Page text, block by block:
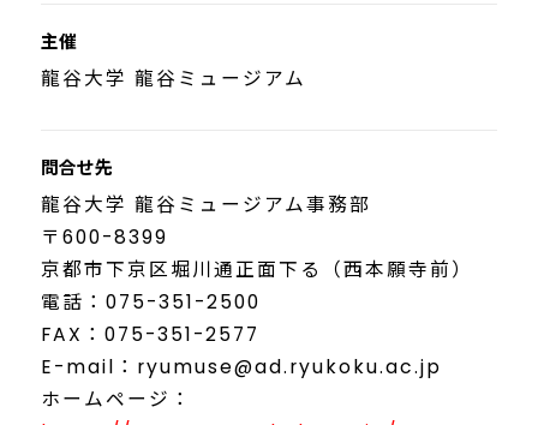
主催
龍谷大学 龍谷ミュージアム
問合せ先
龍谷大学 龍谷ミュージアム事務部
〒600-8399
京都市下京区堀川通正面下る（西本願寺前）
電話：075-351-2500
FAX：075-351-2577
E-mail：ryumuse@ad.ryukoku.ac.jp
ホームページ：